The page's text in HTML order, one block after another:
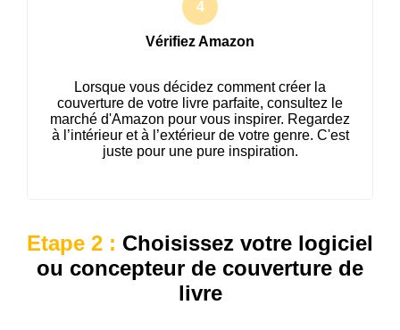
Vérifiez Amazon
Lorsque vous décidez comment créer la
couverture de votre livre parfaite, consultez le
marché d'Amazon pour vous inspirer. Regardez
à l’intérieur et à l’extérieur de votre genre. C'est
juste pour une pure inspiration.
Etape 2 : Choisissez votre logiciel
ou concepteur de couverture de
livre